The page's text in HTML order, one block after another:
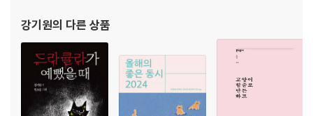
득 094
5부 걱정할 필요 없다 우리 옆집에는 김순옥 할머니가 산다
꽃밭 _강정규 098 봄 입학식 _김은영 099 틀려도 꽃! _오인태 100 비
오는 날 _권오삼 101 김순옥 할머니 _박성우 102 뭍에서 전학 온 아이 _
이세기 104 명품이 어디 따로 있냐 _서정홍 106 아윌비백 I’ll be back _
강기원의 다른 상품